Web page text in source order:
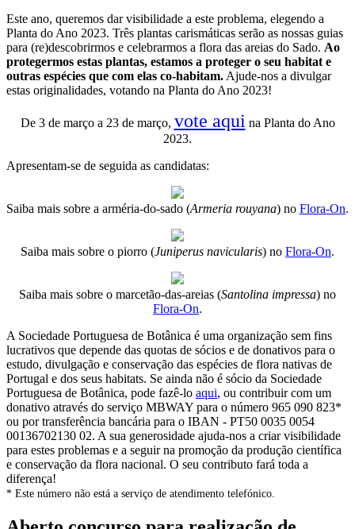
Este ano, queremos dar visibilidade a este problema, elegendo a
Planta do Ano 2023. Três plantas carismáticas serão as nossas guias
para (re)descobrirmos e celebrarmos a flora das areias do Sado. Ao
protegermos estas plantas, estamos a proteger o seu habitat e
outras espécies que com elas co-habitam.Ajude-nos a divulgar
estas originalidades, votando na Planta do Ano 2023!
De 3 de março a 23 de março, vote aquina Planta do Ano
2023.
Apresentam-se de seguida as candidatas:
Saiba mais sobre a arméria-do-sado (Armeria rouyana) no Flora-On.
Saiba mais sobre o piorro (Juniperus navicularis) no Flora-On.
Saiba mais sobre o marcetão-das-areias (Santolina impressa) no
Flora-On.
A Sociedade Portuguesa de Botânica é uma organização sem fins
lucrativos que depende das quotas de sócios e de donativos para o
estudo, divulgação e conservação das espécies de flora nativas de
Portugal e dos seus habitats. Se ainda não é sócio da Sociedade
Portuguesa de Botânica, pode fazê-lo aqui, ou contribuir com um
donativo através do serviço MBWAY para o número 965 090 823*
ou por transferência bancária para o IBAN - PT50 0035 0054
00136702130 02. A sua generosidade ajuda-nos a criar visibilidade
para estes problemas e a seguir na promoção da produção científica
e conservação da flora nacional. O seu contributo fará toda a
diferença!
* Este número não está a serviço de atendimento telefónico.